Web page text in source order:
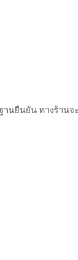
านยืนยัน ทางร้าน